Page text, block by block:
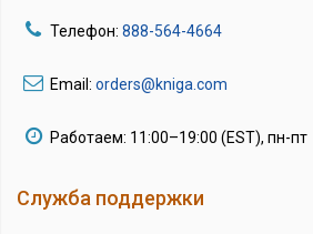
Телефон: 888-564-4664
Email: orders@kniga.com
Работаем: 11:00–19:00 (EST), пн-пт
Служба поддержки